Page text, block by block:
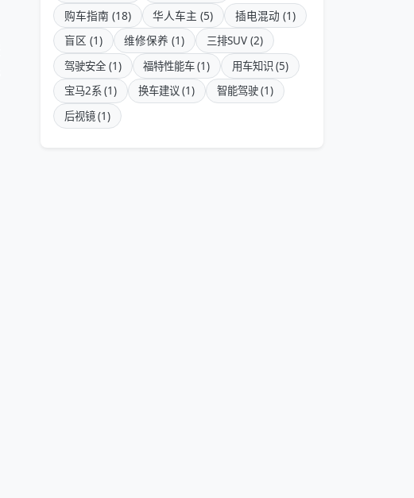
购车指南 (18)
华人车主 (5)
插电混动 (1)
盲区 (1)
维修保养 (1)
三排SUV (2)
驾驶安全 (1)
福特性能车 (1)
用车知识 (5)
宝马2系 (1)
换车建议 (1)
智能驾驶 (1)
后视镜 (1)